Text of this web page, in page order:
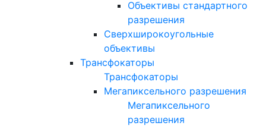
Объективы стандартного
разрешения
Сверхширокоугольные
объективы
Трансфокаторы
Трансфокаторы
Мегапиксельного разрешения
Мегапиксельного
разрешения